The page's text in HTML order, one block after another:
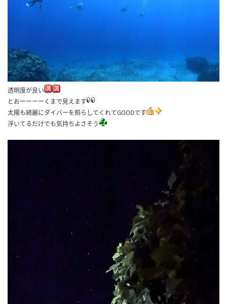
透明度が良い
とおーーーーくまで見えます
太陽も綺麗にダイバーを照らしてくれてGOODです
浮いてるだけでも気持ちよさそう